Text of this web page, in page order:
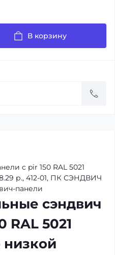
В корзину
с pir 150 RAL 5021
р., 412-01, ПК СЭНДВИЧ
панели
сэндвич
RAL 5021